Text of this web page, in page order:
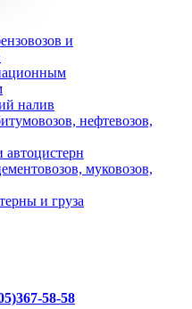
и
налив
нефтевозов,
муковозов,
и груза
58-58